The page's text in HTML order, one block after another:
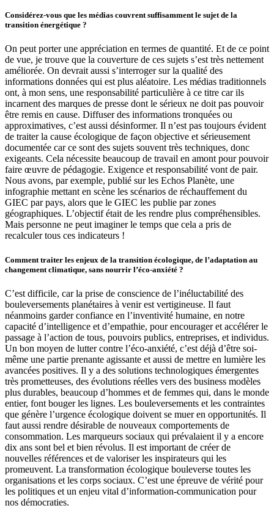
Considérez-vous que les médias couvrent suffisamment le sujet de la
transition énergétique ?
On peut porter une appréciation en termes de quantité. Et de ce point
de vue, je trouve que la couverture de ces sujets s’est très nettement
améliorée. On devrait aussi s’interroger sur la qualité des
informations données qui est plus aléatoire. Les médias traditionnels
ont, à mon sens, une responsabilité particulière à ce titre car ils
incarnent des marques de presse dont le sérieux ne doit pas pouvoir
être remis en cause. Diffuser des informations tronquées ou
approximatives, c’est aussi désinformer. Il n’est pas toujours évident
de traiter la cause écologique de façon objective et sérieusement
documentée car ce sont des sujets souvent très techniques, donc
exigeants. Cela nécessite beaucoup de travail en amont pour pouvoir
faire œuvre de pédagogie. Exigence et responsabilité vont de pair.
Nous avons, par exemple, publié sur les Echos Planète, une
infographie mettant en scène les scénarios de réchauffement du
GIEC par pays, alors que le GIEC les publie par zones
géographiques. L’objectif était de les rendre plus compréhensibles.
Mais personne ne peut imaginer le temps que cela a pris de
recalculer tous ces indicateurs !
Comment traiter les enjeux de la transition écologique, de l’adaptation au
changement climatique, sans nourrir l’éco-anxiété ?
C’est difficile, car la prise de conscience de l’inéluctabilité des
bouleversements planétaires à venir est vertigineuse. Il faut
néanmoins garder confiance en l’inventivité humaine, en notre
capacité d’intelligence et d’empathie, pour encourager et accélérer le
passage à l’action de tous, pouvoirs publics, entreprises, et individus.
Un bon moyen de lutter contre l’éco-anxiété, c’est déjà d’être soi-
même une partie prenante agissante et aussi de mettre en lumière les
avancées positives. Il y a des solutions technologiques émergentes
très prometteuses, des évolutions réelles vers des business modèles
plus durables, beaucoup d’hommes et de femmes qui, dans le monde
entier, font bouger les lignes. Les bouleversements et les contraintes
que génère l’urgence écologique doivent se muer en opportunités. Il
faut aussi rendre désirable de nouveaux comportements de
consommation. Les marqueurs sociaux qui prévalaient il y a encore
dix ans sont bel et bien révolus. Il est important de créer de
nouvelles références et de valoriser les inspirateurs qui les
promeuvent. La transformation écologique bouleverse toutes les
organisations et les corps sociaux. C’est une épreuve de vérité pour
les politiques et un enjeu vital d’information-communication pour
nos démocraties.